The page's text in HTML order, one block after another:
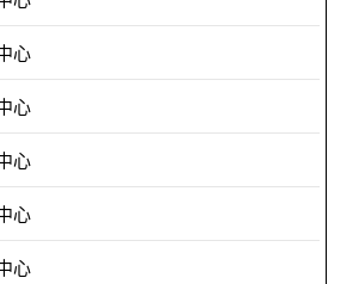
心
心
心
心
心